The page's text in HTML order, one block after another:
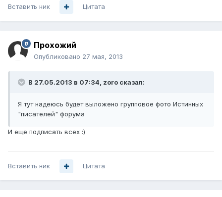
Вставить ник Цитата
Прохожий
Опубликовано 27 мая, 2013
В 27.05.2013 в 07:34, zoro сказал:
Я тут надеюсь будет выложено групповое фото Истинных
"писателей" форума
И еще подписать всех :)
Вставить ник Цитата